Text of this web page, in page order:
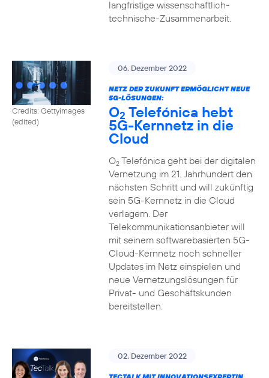
langfristige wissenschaftlich-
technische-Zusammenarbeit.
Credits: Gettyimages
(edited)
06. Dezember 2022
NETZ DER ZUKUNFT ERMÖGLICHT NEUE
5G-LÖSUNGEN:
O2 Telefónica hebt
5G-Kernnetz in die
Cloud
O2Telefónica geht bei der digitalen
Vernetzung im 21. Jahrhundert den
nächsten Schritt und will zukünftig
sein 5G-Kernnetz in die Cloud
verlagern. Der
Telekommunikationsanbieter will
mit seinem softwarebasierten 5G-
Cloud-Kernnetz noch schneller
Updates im Netz einspielen und
neue Vernetzungslösungen für
Privat- und Geschäftskunden
bereitstellen.
02. Dezember 2022